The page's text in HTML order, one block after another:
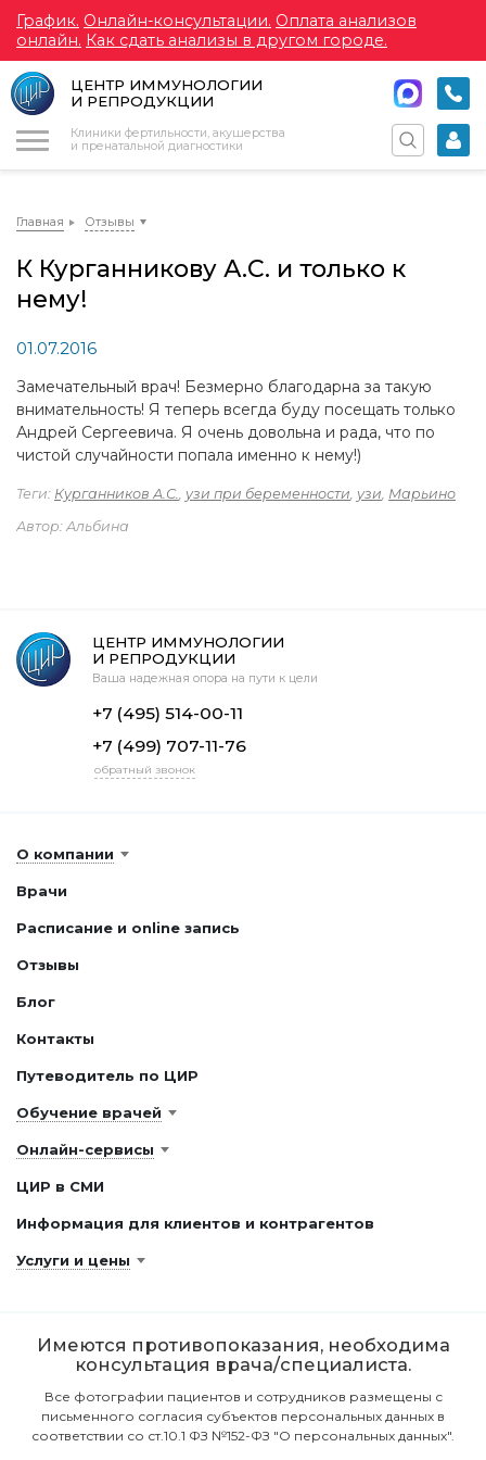
График. Онлайн-консультации. Оплата анализов
онлайн. Как сдать анализы в другом городе.
ЦЕНТР ИММУНОЛОГИИ
И РЕПРОДУКЦИИ
Клиники фертильности, акушерства
и пренатальной диагностики
Главная Отзывы
К Курганникову А.С. и только к
нему!
01.07.2016
Замечательный врач! Безмерно благодарна за такую
внимательность! Я теперь всегда буду посещать только
Андрей Сергеевича. Я очень довольна и рада, что по
чистой случайности попала именно к нему!)
Теги: Курганников А.С., узи при беременности, узи, Марьино
Автор: Альбина
ЦЕНТР ИММУНОЛОГИИ
И РЕПРОДУКЦИИ
Ваша надежная опора на пути к цели
+7 (495) 514-00-11
+7 (499) 707-11-76
обратный звонок
О компании
Врачи
Расписание и online запись
Отзывы
Блог
Контакты
Путеводитель по ЦИР
Обучение врачей
Онлайн-сервисы
ЦИР в СМИ
Информация для клиентов и контрагентов
Услуги и цены
Имеются противопоказания, необходима
консультация врача/специалиста.
Все фотографии пациентов и сотрудников размещены с
письменного согласия субъектов персональных данных в
соответствии со ст.10.1 ФЗ №152-ФЗ "О персональных данных".